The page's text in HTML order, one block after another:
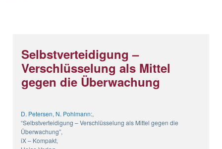
Selbstverteidigung –
Verschlüsselung als Mittel
gegen die Überwachung
D. Petersen, N. Pohlmann:,
“Selbstverteidigung – Verschlüsselung als Mittel gegen die
Überwachung”,
iX – Kompakt,